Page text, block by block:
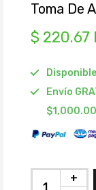
Toma De
$ 220.67
Envío
+